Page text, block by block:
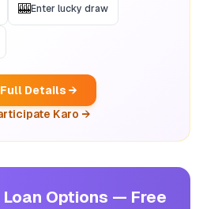
🎰Enter lucky draw
Full Details →
Karo →
Loan Options — Free